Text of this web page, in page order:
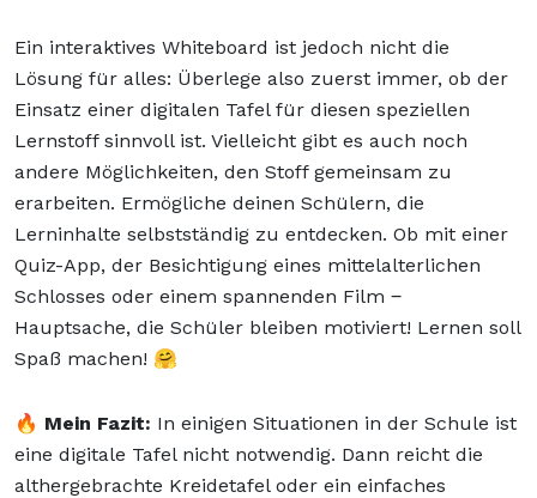
Ein interaktives Whiteboard ist jedoch nicht die
Lösung für alles: Überlege also zuerst immer, ob der
Einsatz einer digitalen Tafel für diesen speziellen
Lernstoff sinnvoll ist. Vielleicht gibt es auch noch
andere Möglichkeiten, den Stoff gemeinsam zu
erarbeiten. Ermögliche deinen Schülern, die
Lerninhalte selbstständig zu entdecken. Ob mit einer
Quiz-App, der Besichtigung eines mittelalterlichen
Schlosses oder einem spannenden Film ‒
Hauptsache, die Schüler bleiben motiviert! Lernen soll
Spaß machen! 🤗
🔥 Mein Fazit: In einigen Situationen in der Schule ist
eine digitale Tafel nicht notwendig. Dann reicht die
althergebrachte Kreidetafel oder ein einfaches